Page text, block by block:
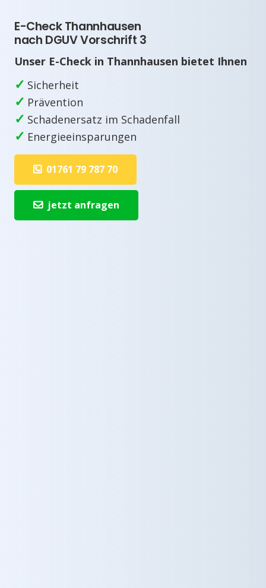
E-Check Thannhausen
nach DGUV Vorschrift 3
Unser E-Check in Thannhausen bietet Ihnen
✓ Sicherheit
✓ Prävention
✓ Schadenersatz im Schadenfall
✓ Energieeinsparungen
01761 79 787 70
jetzt anfragen